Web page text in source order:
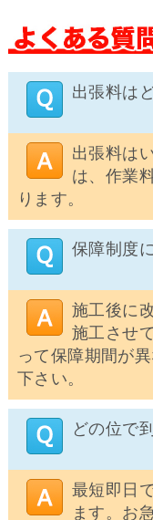
出張料は
出張料は
は、作業
ります。
保障制度
施工後に
施工させ
って保障期間が
下さい。
どの位で
最短即日
ます。お